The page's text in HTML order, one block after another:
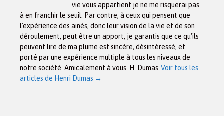
vie vous appartient je ne me risquerai pas
à en franchir le seuil. Par contre, à ceux qui pensent que
l'expérience des ainés, donc leur vision de la vie et de son
déroulement, peut être un apport, je garantis que ce qu'ils
peuvent lire de ma plume est sincère, désintéressé, et
porté par une expérience multiple à tous les niveaux de
notre société. Amicalement à vous. H. Dumas Voir tous les
articles de Henri Dumas →